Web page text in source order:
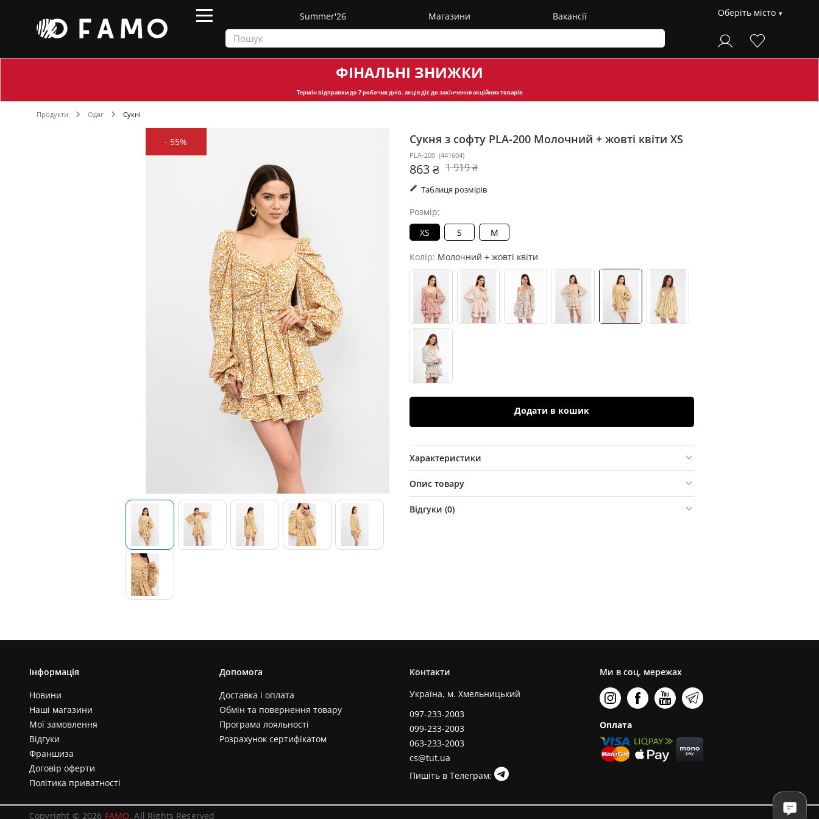
Summer'26 Магазини Вакансії Оберіть місто
ФІНАЛЬНІ ЗНИЖКИ
Термін відправкидо 7 робочих днів, акція діє до закінчення акційних товарів
Продукти Одяг Сукні
- 55% Сукня з софту PLA-200 Молочний + жовті квіти XS
PLA-200 (441604)
863 ₴ 1 919 ₴
Таблиця розмірів
Розмір:
XS
S M
Колір: Молочний + жовті квіти
Додати в кошик
Характеристики
Опис товару
Відгуки (0)
Інформація
Новини
Наші магазини
Мої замовлення
Відгуки
Франшиза
Договір оферти
Політика приватності
Допомога
Доставка і оплата
Обмін та повернення товару
Програма лояльності
Розрахунок сертифікатом
Контакти
Україна, м. Хмельницький
097-233-2003
099-233-2003
063-233-2003
cs@tut.ua
Пишіть в Телеграм:
Ми в соц. мережах
Оплата
Copyright © 2026 FAMO. All Rights Reserved